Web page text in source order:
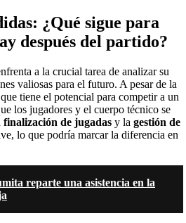
¿Qué sigue para
después del partido?
a la crucial tarea de analizar su
valiosas para el futuro. A pesar de la
tiene el potencial para competir a un
los jugadores y el cuerpo técnico se
finalización de jugadas y la gestión de
lo que podría marcar la diferencia en
reparte una asistencia en la